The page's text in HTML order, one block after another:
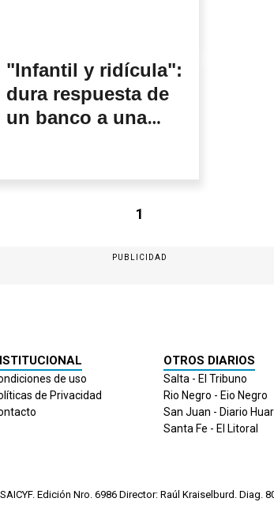
"Infantil y ridícula":
dura respuesta de
un banco a una
1
PUBLICIDAD
de uso
de Privacidad
OTROS DIARIOS
Salta - El Tribuno
Rio Negro - Eio Negro
San Juan - Diario
Santa Fe - El Litoral
Edición Nro. 6986 Director: Raúl Kraiselburd. Diag.